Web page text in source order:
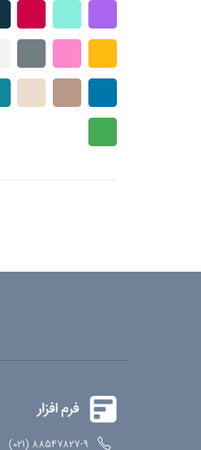
88547827-9 (021)